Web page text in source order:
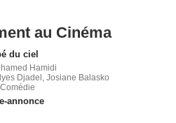
au Cinéma
du ciel
Hamidi
Djadel, Josiane Balasko
annonce